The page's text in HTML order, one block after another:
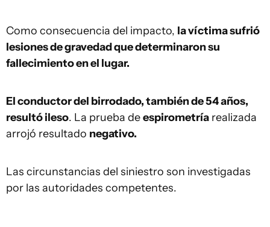
Como consecuencia del impacto, la víctima sufrió
lesiones de gravedad que determinaron su
fallecimiento en el lugar.
El conductor del birrodado, también de 54 años,
resultó ileso. La prueba deespirometría realizada
arrojó resultado negativo.
Las circunstancias del siniestro son investigadas
por las autoridades competentes.